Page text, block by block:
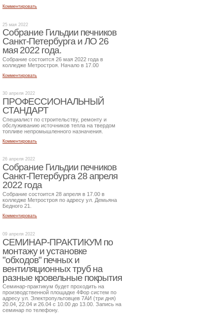
Комментировать
25 мая 2022
Собрание Гильдии печников
Санкт-Петербурга и ЛО 26
мая 2022 года.
Собрание состоится 26 мая 2022 года в
колледже Метростроя. Начало в 17.00
Комментировать
30 апреля 2022
ПРОФЕССИОНАЛЬНЫЙ
СТАНДАРТ
Специалист по строительству, ремонту и
обслуживанию источников тепла на твердом
топливе непромышленного назначения.
Комментировать
26 апреля 2022
Собрание Гильдии печников
Санкт-Петербурга 28 апреля
2022 года
Собрание состоится 28 апреля в 17.00 в
колледже Метростроя по адресу ул. Демьяна
Бедного 21.
Комментировать
09 апреля 2022
СЕМИНАР-ПРАКТИКУМ по
монтажу и установке
"обходов" печных и
вентиляционных труб на
разные кровельные покрытия
Семинар-практикум будет проходить на
производственной площадке 4Фор систем по
адресу ул. Электропультовцев 7АИ (три дня)
20.04, 22.04 и 26.04 с 10.00 до 13.00. Запись на
семинар по телефону.